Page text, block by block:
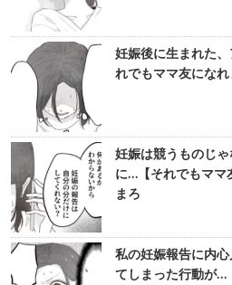
妊娠後に生まれた
れでもママ友にな
妊娠は競うものじ
に…【それでもママ
まろ
私の妊娠報告に内
てしまった行動が…